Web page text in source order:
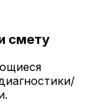
смету